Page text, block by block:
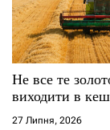
Не все те
виходити в
27 Липня, 2026